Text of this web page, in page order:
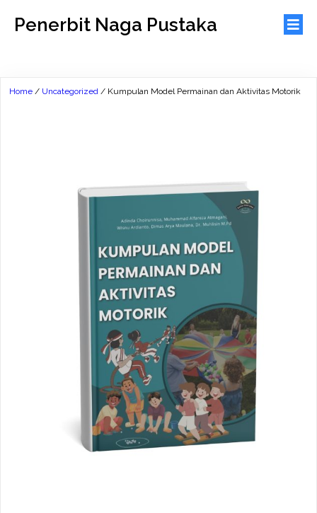
Penerbit Naga Pustaka
Home / Uncategorized / Kumpulan Model Permainan dan Aktivitas Motorik